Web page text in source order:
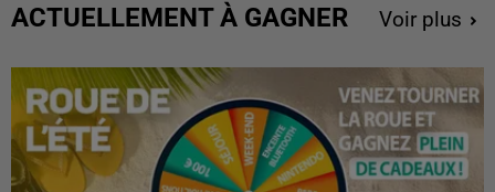
ACTUELLEMENT À GAGNER Voir plus